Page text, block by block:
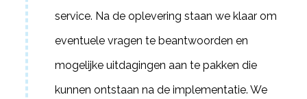
service. Na de oplevering staan we klaar om
eventuele vragen te beantwoorden en
mogelijke uitdagingen aan te pakken die
kunnen ontstaan na de implementatie. We